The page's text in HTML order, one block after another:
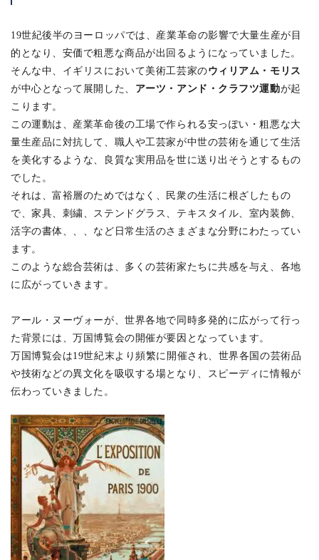
19世紀後半のヨーロッパでは、産業革命の影響で大量生産が目
的となり、安価で粗悪な商品が出回るようになっていました。
そんな中、イギリスにおいて美術工芸家のウィリアム・モリス
が中心となって展開した、 アーツ・アンド・クラフツ運動が起
こります。
この運動は、産業革命後の工場で作られる安っぽい・粗悪な大
量生産品に対抗して、職人や工芸家が中世の芸術を通じて生活
を美化するような、良質な実用品を世に送り出そうとするもの
でした。
それは、富裕層のためではなく、民衆の生活に根ざしたもの
で、家具、刺繍、ステンドグラス、テキスタイル、室内装飾、
活字の書体、、、など日常生活のさまざまな分野にわたってい
ます。
このような総合芸術は、多くの芸術家たちに共感を与え、各地
に広がっていきます。
アール・ヌーヴォーが、世界各地で同時多発的に広がって行っ
た背景には、万国博覧会の開催が要因となっています。
万国博覧会は19世紀末より頻繁に開催され、世界各国の芸術品
や技術などの異文化を吸収する場となり、スピーディに情報が
伝わっていきました。